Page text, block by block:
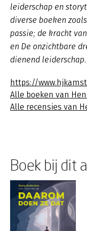
leiderschap en
diverse boeken zoals
passie; de kracht
en De onzichtbare
dienend leiderschap.
https://
Alle boeken van
Alle recensies van
Boek bij dit